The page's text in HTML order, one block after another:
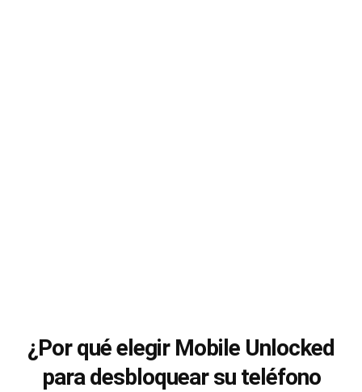
¿Por qué elegir Mobile Unlocked
para desbloquear su teléfono